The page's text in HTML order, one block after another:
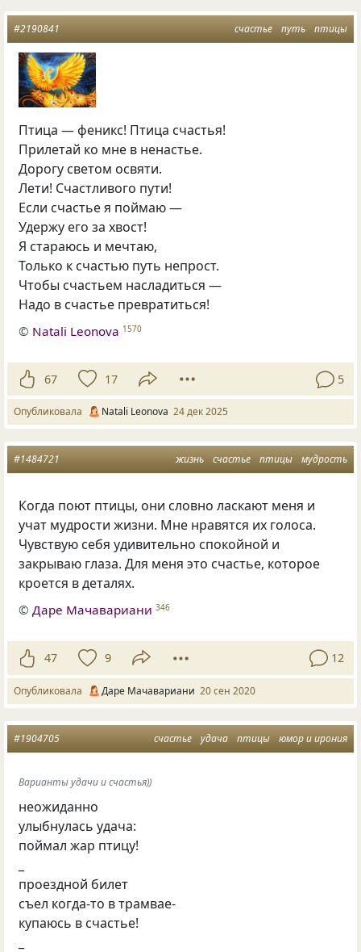
счастье путь птицы
#2190841
Птица — феникс! Птица счастья!
Прилетай ко мне в ненастье.
Дорогу светом освяти.
Лети! Счастливого пути!
Если счастье я поймаю —
Удержу его за хвост!
Я стараюсь и мечтаю,
Только к счастью путь непрост.
Чтобы счастьем насладиться —
Надо в счастье превратиться!
© Natali Leonova 1570
67 17 5
Опубликовала Natali Leonova 24 дек 2025
жизнь счастье птицы мудрость
#1484721
Когда поют птицы, они словно ласкают меня и
учат мудрости жизни. Мне нравятся их голоса.
Чувствую себя удивительно спокойной и
закрываю глаза. Для меня это счастье, которое
кроется в деталях.
©Даре Мачавариани 346
47 9 12
Опубликовала Даре Мачавариани 20 сен 2020
счастье удача птицы юмор и ирония
#1904705
Варианты удачи и счастья))
неожиданно
улыбнулась удача:
поймал жар птицу!
проездной билет
съел когда-то в трамвае-
купаюсь в счастье!